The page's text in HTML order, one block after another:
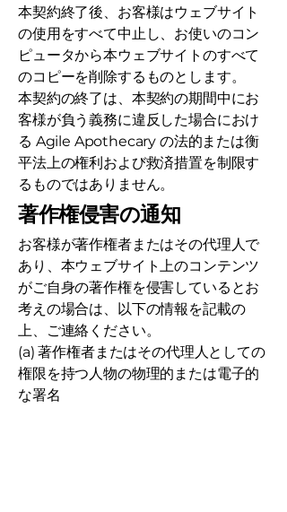
本契約終了後、お客様はウェブサイト
の使用をすべて中止し、お使いのコン
ピュータから本ウェブサイトのすべて
のコピーを削除するものとします。
本契約の終了は、本契約の期間中にお
客様が負う義務に違反した場合におけ
る Agile Apothecary の法的または衡
平法上の権利および救済措置を制限す
るものではありません。
著作権侵害の通知
お客様が著作権者またはその代理人で
あり、本ウェブサイト上のコンテンツ
がご自身の著作権を侵害しているとお
考えの場合は、以下の情報を記載の
上、ご連絡ください。
(a) 著作権者またはその代理人としての
権限を持つ人物の物理的または電子的
な署名